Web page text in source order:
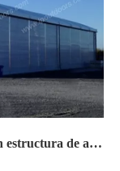
Tienda de taller de almacén industrial con estructura de aluminio personalizada móvil centrada en la seguridad y la practicidad